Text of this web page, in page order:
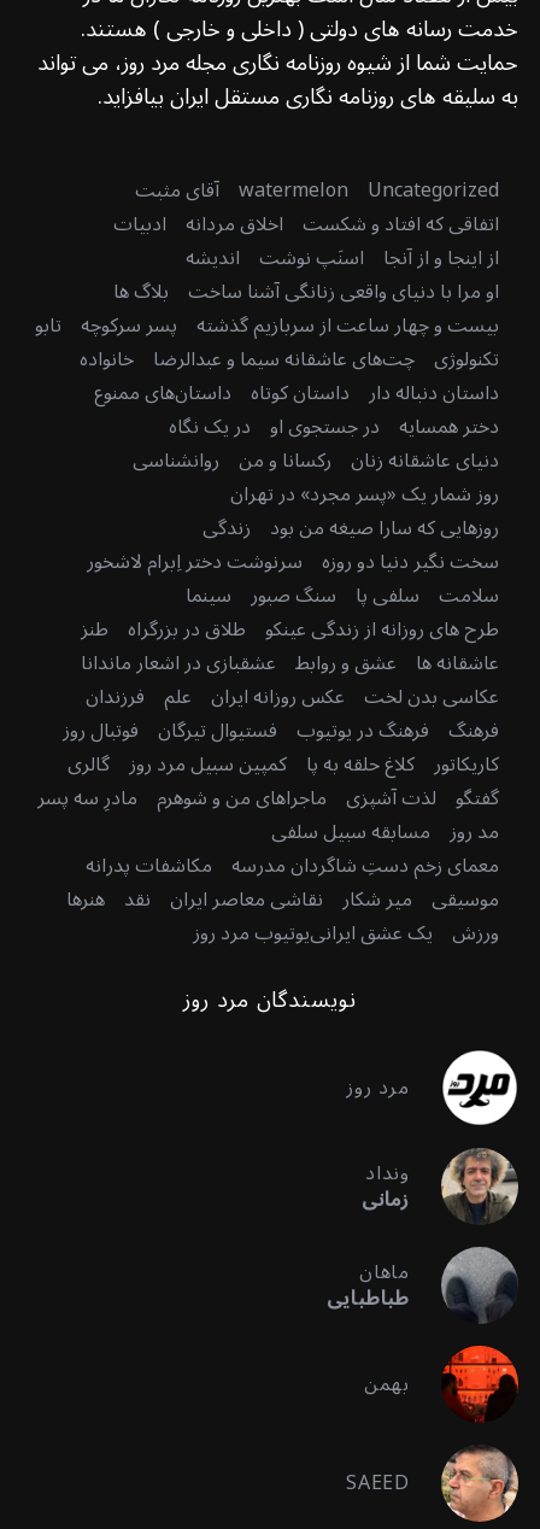
خدمت رسانه های دولتی ( داخلی و خارجی ) هستند.
حمایت شما از شیوه روزنامه نگاری مجله مرد روز، می تواند
به سلیقه های روزنامه نگاری مستقل ایران بیافزاید.
Uncategorized
watermelon آقای مثبت
اتفاقی که افتاد و شکست اخلاق مردانه ادبیات
از اینجا و از آنجا اسنَپ نوشت اندیشه
او مرا با دنیای واقعی زنانگی آشنا ساخت بلاگ ها
بیست و چهار ساعت از سربازیم گذشته پسر سرکوچه تابو
تکنولوژی چت‌های عاشقانه سیما و عبدالرضا خانواده
داستان دنباله دار داستان کوتاه داستان‌های ممنوع
دختر همسایه در جستجوی او در یک نگاه
دنیای عاشقانه زنان رکسانا و من روانشناسی
روز شمار یک «پسر مجرد» در تهران
روزهایی که سارا صیغه من بود زندگی
سخت نگیر دنیا دو روزه سرنوشت دختر اِبرام لاشخور
سلامت سلفی پا سنگ صبور سینما
طرح های روزانه از زندگی عینکو طلاق در بزرگراه طنز
عاشقانه ها عشق و روابط عشقبازی در اشعار ماندانا
عکاسی بدن لخت عکس روزانه ایران علم فرزندان
فرهنگ فرهنگ در یوتیوب فستیوال تیرگان فوتبال روز
کاریکاتور کلاغ حلقه به پا کمپین سبیل مرد روز گالری
گفتگو لذت آشپزی ماجراهای من و شوهرم مادرِ سه پسر
مد روز مسابقه سبیل سلفی
معمای زخم دستِ شاگردان مدرسه مکاشفات پدرانه
موسیقی میر شکار نقاشی معاصر ایران نقد هنرها
ورزش یک عشق ایرانییوتیوب مرد روز
نویسندگان مرد روز
مرد روز
ونداد
زمانی
ماهان
طباطبایی
بهمن
SAEED